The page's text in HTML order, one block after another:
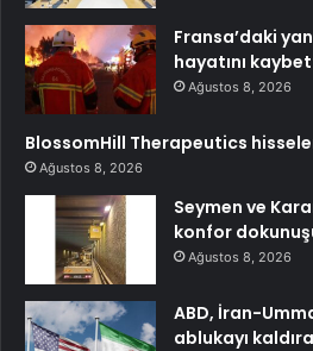
Fransa’daki
hayatını
Ağustos 8, 2026
BlossomHill Therapeutics
Ağustos 8, 2026
Seymen ve
konfor
Ağustos 8, 2026
ABD, İran-
ablukayı